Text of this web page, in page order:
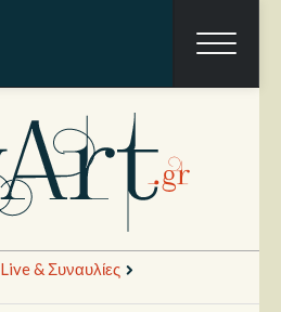
Live & Συναυλίες